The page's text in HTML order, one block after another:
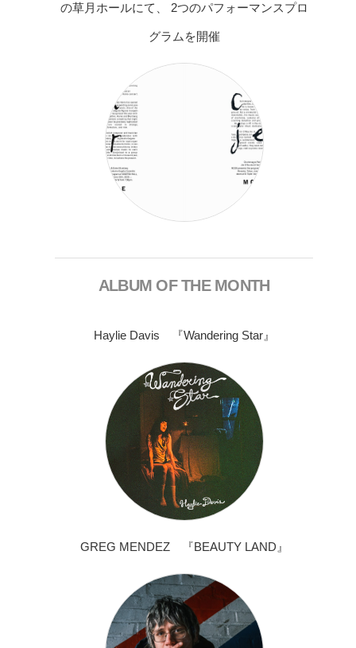
の草月ホールにて、 2つのパフォーマンスプロ
グラムを開催
ALBUM OF THE MONTH
Haylie Davis 『Wandering Star』
GREG MENDEZ 『BEAUTY LAND』